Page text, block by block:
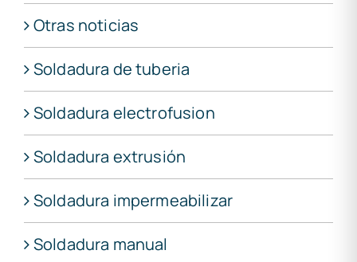
Otras noticias
Soldadura de tuberia
Soldadura electrofusion
Soldadura extrusión
Soldadura impermeabilizar
Soldadura manual